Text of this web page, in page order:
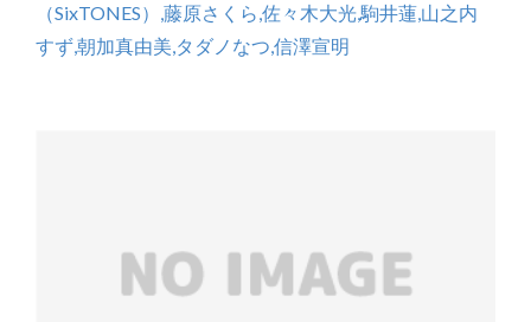
（SixTONES）,藤原さくら,佐々木大光,駒井蓮,山之内
すず,朝加真由美,タダノなつ,信澤宣明